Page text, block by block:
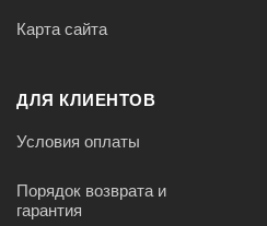
Карта сайта
ДЛЯ КЛИЕНТОВ
Условия оплаты
Порядок возврата и
гарантия